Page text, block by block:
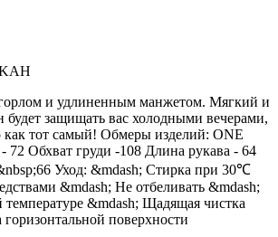
и удлиненным манжетом. Мягкий и
будет защищать вас холодными вечерами,
как тот самый! Обмеры изделий: ONE
72 Обхват груди -108 Длина рукава - 64
Уход: &mdash; Стирка при 30℃
&mdash; Не отбеливать &mdash;
температуре &mdash; Щадящая чистка
поверхности